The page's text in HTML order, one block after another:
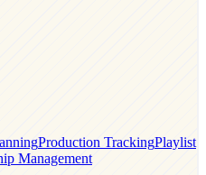
Production TrackingPlaylist
Management